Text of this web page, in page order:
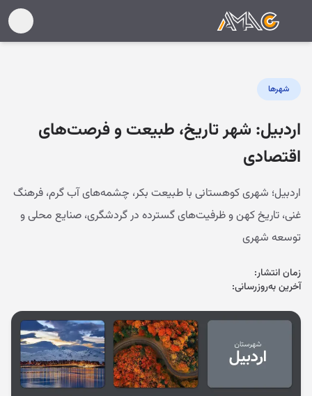
شهرها
اردبیل: شهر تاریخ، طبیعت و فرصت‌های
اقتصادی
اردبیل؛ شهری کوهستانی با طبیعت بکر، چشمه‌های آب گرم، فرهنگ
غنی، تاریخ کهن و ظرفیت‌های گسترده در گردشگری، صنایع محلی و
توسعه شهری
زمان انتشار:
آخرین به‌روزرسانی: